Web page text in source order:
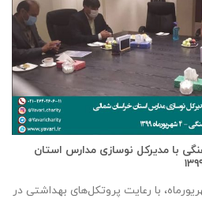
با مدیركل نوسازی مدارس استان
روز سه‌‌شنبه ٤ شهریورماه، با رعایت پروتکل‌های بهداشتی در